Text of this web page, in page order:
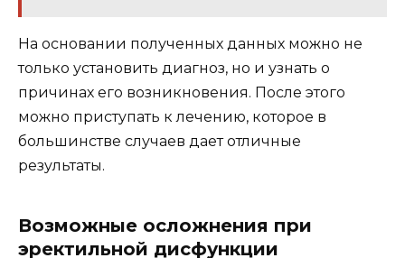
На основании полученных данных можно не
только установить диагноз, но и узнать о
причинах его возникновения. После этого
можно приступать к лечению, которое в
большинстве случаев дает отличные
результаты.
Возможные осложнения при
эректильной дисфункции